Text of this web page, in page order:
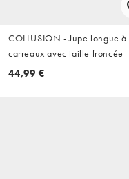
COLLUSION - Jupe longue à
carreaux avec taille froncée -
Bleu
44,99 €